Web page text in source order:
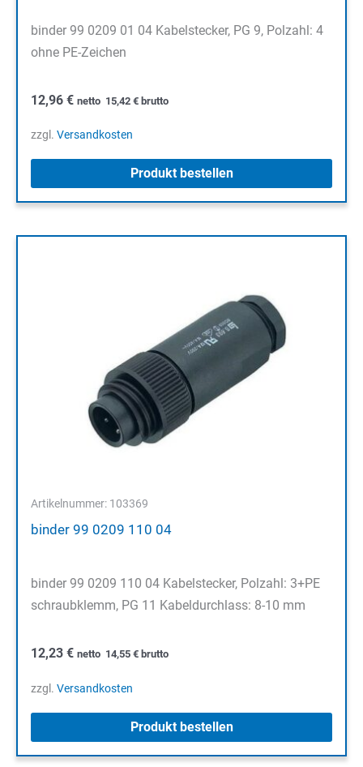
binder 99 0209 01 04 Kabelstecker, PG 9, Polzahl: 4
ohne PE-Zeichen
12,96 € netto 15,42 € brutto
zzgl. Versandkosten
Produkt bestellen
Artikelnummer: 103369
binder 99 0209 110 04
binder 99 0209 110 04 Kabelstecker, Polzahl: 3+PE
schraubklemm, PG 11 Kabeldurchlass: 8-10 mm
12,23 € netto 14,55 € brutto
zzgl. Versandkosten
Produkt bestellen